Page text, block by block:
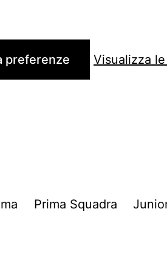
preferenze Visualizza
Prima Squadra